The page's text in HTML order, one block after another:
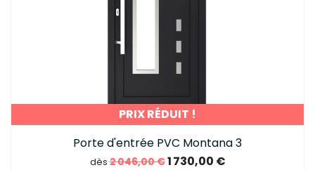
PRIX RÉDUIT !
Porte d'entrée PVC Montana 3
dès2 046,00 €1 730,00 €